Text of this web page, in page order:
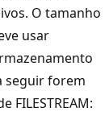
O tamanho
usar
seguir forem
FILESTREAM: